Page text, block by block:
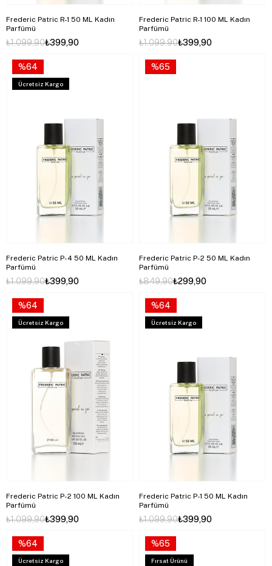
Frederic Patric R-1 50 ML Kadın
Parfümü
₺399,90
₺1.099,90
Frederic Patric R-1 100 ML Kadın
Parfümü
₺399,90
₺1.099,90
Frederic Patric P-4 50 ML Kadın
Parfümü
₺399,90
₺1.099,90
%64
Ücretsiz Kargo
Frederic Patric P-2 50 ML Kadın
Parfümü
₺299,90
₺849,90
%65
Frederic Patric P-2 100 ML Kadın
Parfümü
₺399,90
₺1.099,90
%64
Ücretsiz Kargo
Frederic Patric P-1 50 ML Kadın
Parfümü
₺399,90
₺1.099,90
%64
Ücretsiz Kargo
%64
Ücretsiz Kargo
%65
Fırsat Ürünü